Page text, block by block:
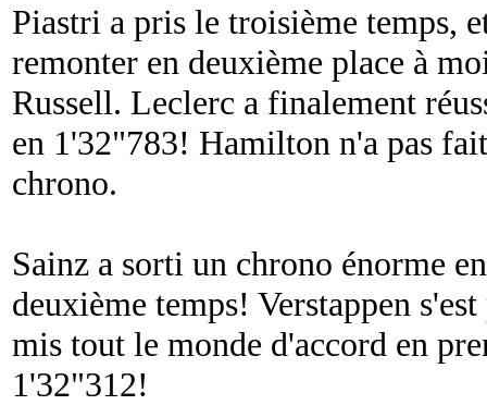
Piastri a pris le troisième temps,
remonter en deuxième place à
Russell. Leclerc a finalement
en 1'32"783! Hamilton n'a pas
chrono.
Sainz a sorti un chrono énorme
deuxième temps! Verstappen
mis tout le monde d'accord en
1'32"312!